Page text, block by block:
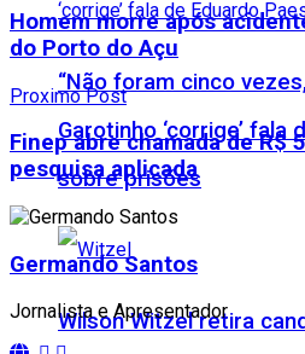
“Não foram cinco
Garotinho ‘corrige’ fala
sobre prisões
Wilson Witzel retira
Homem morre após
do Porto do Açu
Proximo Post
Finep abre chamada de R$
pesquisa aplicada
Germando Santos
Jornalista e Apresentador